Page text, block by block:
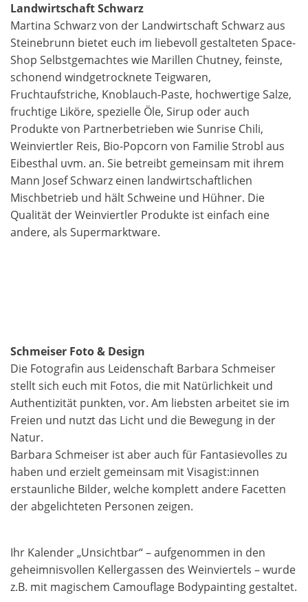
Landwirtschaft Schwarz
Martina Schwarz von der Landwirtschaft Schwarz aus
Steinebrunn bietet euch im liebevoll gestalteten Space-
Shop Selbstgemachtes wie Marillen Chutney, feinste,
schonend windgetrocknete Teigwaren,
Fruchtaufstriche, Knoblauch-Paste, hochwertige Salze,
fruchtige Liköre, spezielle Öle, Sirup oder auch
Produkte von Partnerbetrieben wie Sunrise Chili,
Weinviertler Reis, Bio-Popcorn von Familie Strobl aus
Eibesthal uvm. an. Sie betreibt gemeinsam mit ihrem
Mann Josef Schwarz einen landwirtschaftlichen
Mischbetrieb und hält Schweine und Hühner. Die
Qualität der Weinviertler Produkte ist einfach eine
andere, als Supermarktware.
Schmeiser Foto & Design
Die Fotografin aus Leidenschaft Barbara Schmeiser
stellt sich euch mit Fotos, die mit Natürlichkeit und
Authentizität punkten, vor. Am liebsten arbeitet sie im
Freien und nutzt das Licht und die Bewegung in der
Natur.
Barbara Schmeiser ist aber auch für Fantasievolles zu
haben und erzielt gemeinsam mit Visagist:innen
erstaunliche Bilder, welche komplett andere Facetten
der abgelichteten Personen zeigen.
Ihr Kalender „Unsichtbar“ – aufgenommen in den
geheimnisvollen Kellergassen des Weinviertels – wurde
z.B. mit magischem Camouflage Bodypainting gestaltet.